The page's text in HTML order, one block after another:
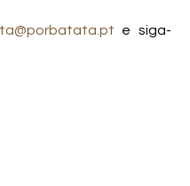
e siga-